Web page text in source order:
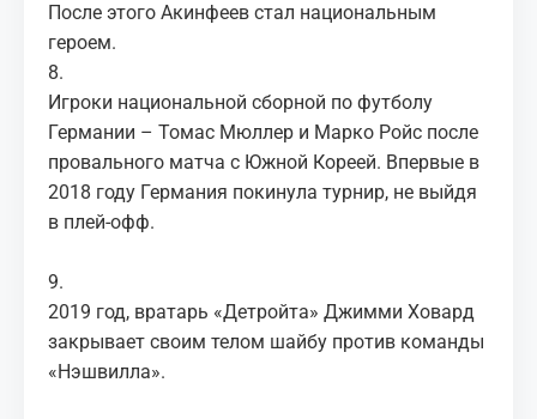
После этого Акинфеев стал национальным
героем.
8.
Игроки национальной сборной по футболу
Германии – Томас Мюллер и Марко Ройс после
провального матча с Южной Кореей. Впервые в
2018 году Германия покинула турнир, не выйдя
в плей-офф.
9.
2019 год, вратарь «Детройта» Джимми Ховард
закрывает своим телом шайбу против команды
«Нэшвилла».